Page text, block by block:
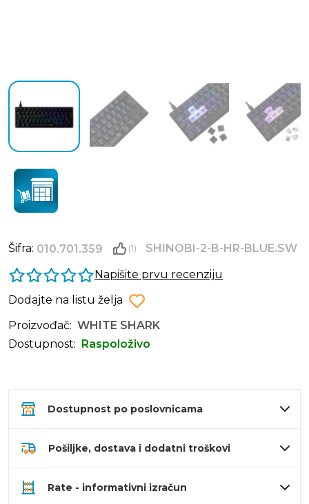
Šifra: 010.701.359 (1)
SHINOBI-2-B-HR-BLUE.SW
Napišite prvu recenziju
Dodajte na listu želja
Proizvođač: WHITE SHARK
Dostupnost:
Raspoloživo
Dostupnost po poslovnicama
Pošiljke, dostava i dodatni troškovi
Rate - informativni izračun